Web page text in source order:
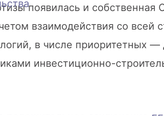
появилась и
взаимодействия со
в числе приоритетных
инвестиционно-